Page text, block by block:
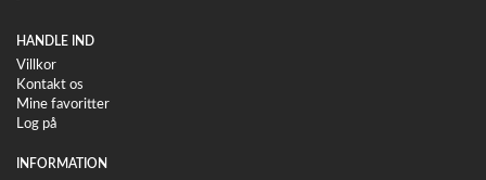
HANDLE IND
Villkor
Kontakt os
Mine favoritter
Log på
INFORMATION